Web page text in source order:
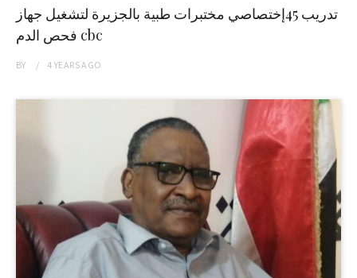
تدريب 45إختصاصي مختبرات طبية بالجزيرة لتشغيل جهاز
فحص الدم cbc
BY 4 YEARSAGO